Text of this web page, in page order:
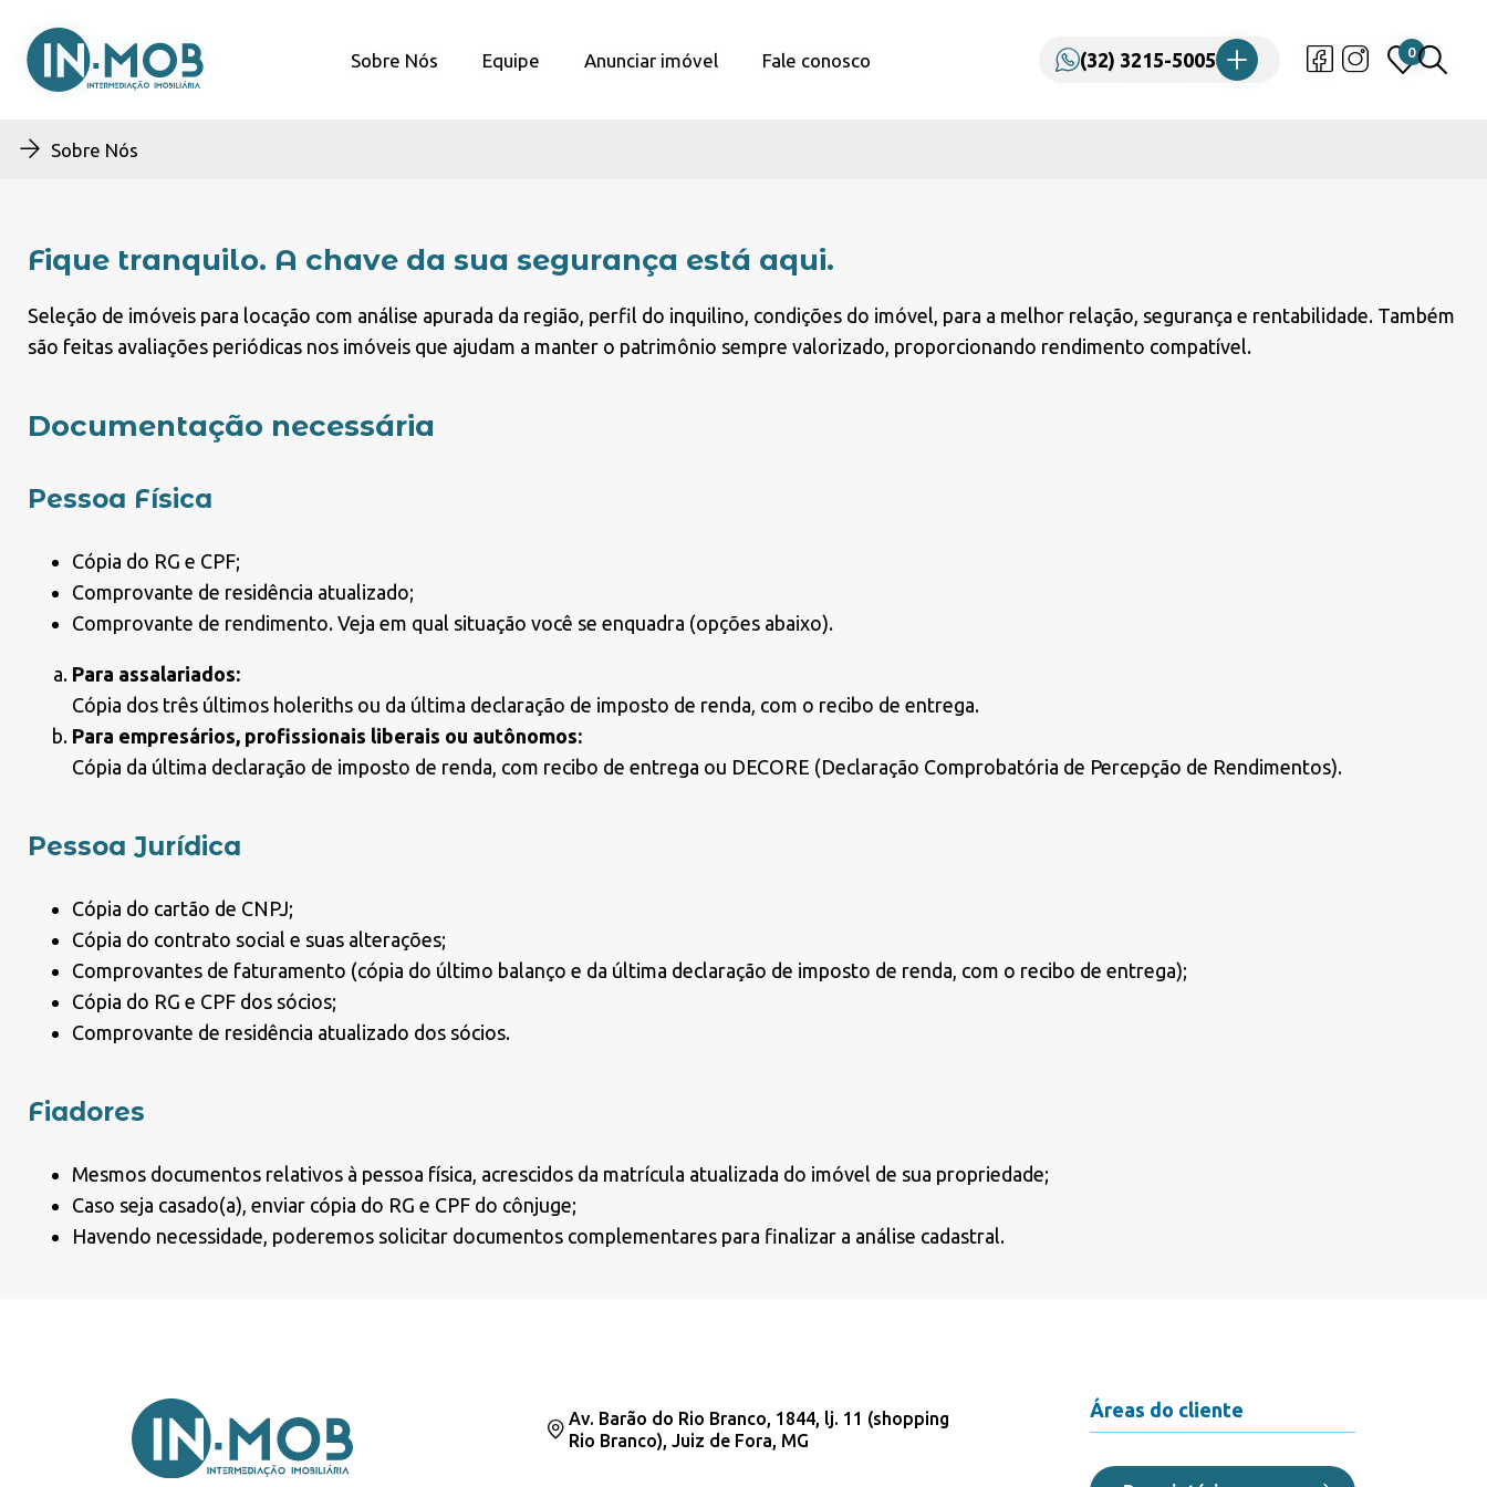
Sobre Nós Equipe Anunciar imóvel Fale conosco (32) 3215-5005 0
Sobre Nós Equipe Anunciar imóvel Fale conosco (32) 3215-5005 0
Sobre Nós
Fique tranquilo. A chave da sua segurança está aqui.
Seleção de imóveis para locação com análise apurada da região, perfil do inquilino, condições do imóvel, para a melhor relação, segurança e rentabilidade. Também
são feitas avaliações periódicas nos imóveis que ajudam a manter o patrimônio sempre valorizado, proporcionando rendimento compatível.
Documentação necessária
Pessoa Física
Cópia do RG e CPF;
Comprovante de residência atualizado;
Comprovante de rendimento. Veja em qual situação você se enquadra (opções abaixo).
Para assalariados:
Cópia dos três últimos holeriths ou da última declaração de imposto de renda, com o recibo de entrega.
Para empresários, profissionais liberais ou autônomos:
Cópia da última declaração de imposto de renda, com recibo de entrega ou DECORE (Declaração Comprobatória de Percepção de Rendimentos).
Pessoa Jurídica
Cópia do cartão de CNPJ;
Cópia do contrato social e suas alterações;
Comprovantes de faturamento (cópia do último balanço e da última declaração de imposto de renda, com o recibo de entrega);
Cópia do RG e CPF dos sócios;
Comprovante de residência atualizado dos sócios.
Fiadores
Mesmos documentos relativos à pessoa física, acrescidos da matrícula atualizada do imóvel de sua propriedade;
Caso seja casado(a), enviar cópia do RG e CPF do cônjuge;
Havendo necessidade, poderemos solicitar documentos complementares para finalizar a análise cadastral.
Av. Barão do Rio Branco, 1844, lj. 11 (shopping
Rio Branco), Juiz de Fora, MG
Áreas do cliente